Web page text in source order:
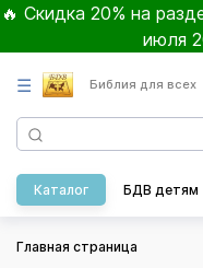
🔥 Скидка 20% на
июля
☰ Библия для всех
Каталог БДВ детям
Главная страница